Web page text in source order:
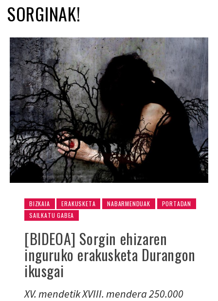
SORGINAK!
BIZKAIA ERAKUSKETA NABARMENDUAK
PORTADAN
SAILKATU GABEA
[BIDEOA] Sorgin ehizaren
inguruko erakusketa Durangon
ikusgai
XV. mendetik XVIII. mendera 250.000